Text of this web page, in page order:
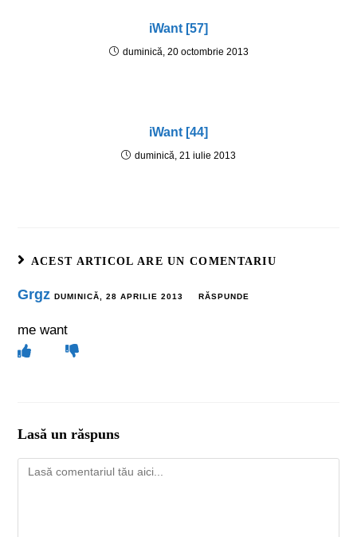
iWant [57]
duminică, 20 octombrie 2013
iWant [44]
duminică, 21 iulie 2013
ACEST ARTICOL ARE UN COMENTARIU
Grgz DUMINICĂ, 28 APRILIE 2013 RĂSPUNDE
me want
Lasă un răspuns